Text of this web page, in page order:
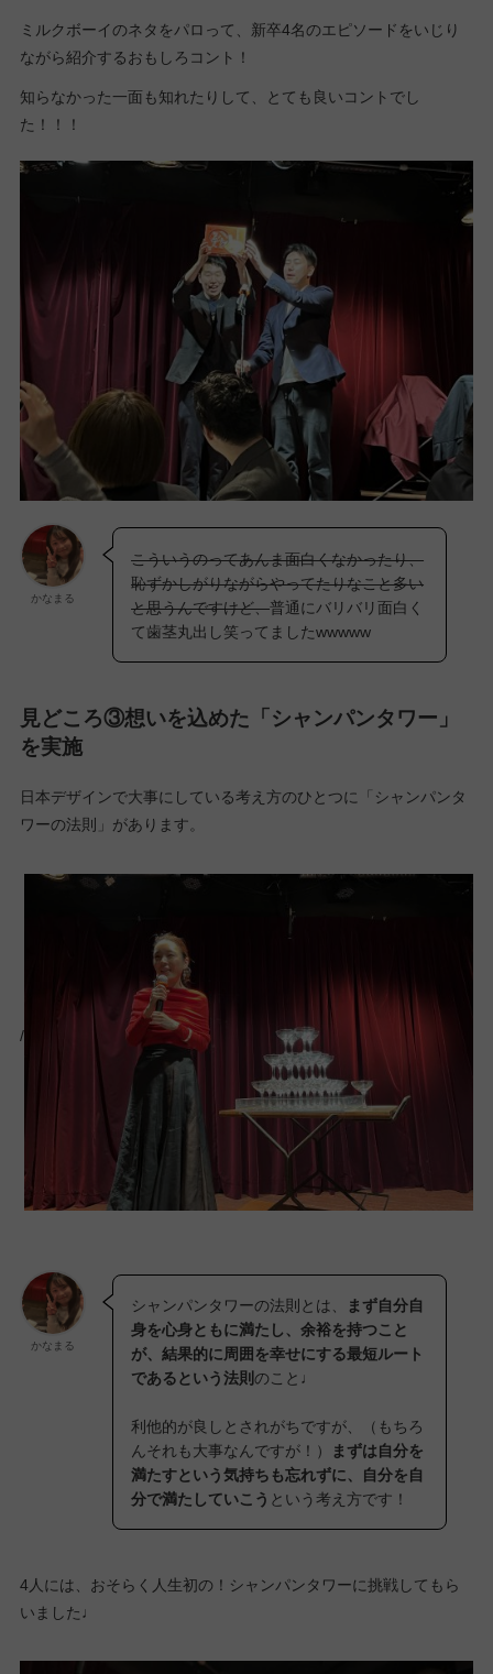
ミルクボーイのネタをパロって、新卒4名のエピソードをいじり
ながら紹介するおもしろコント！
知らなかった一面も知れたりして、とても良いコントでし
た！！！
かなまる
こういうのってあんま面白くなかったり、
恥ずかしがりながらやってたりなこと多い
と思うんですけど、普通にバリバリ面白く
て歯茎丸出し笑ってましたwwwww
見どころ③想いを込めた「シャンパンタワー」
を実施
日本デザインで大事にしている考え方のひとつに「シャンパンタ
ワーの法則」があります。
/
かなまる
シャンパンタワーの法則とは、
まず自分自
身を心身ともに満たし、余裕を持つこと
が、結果的に周囲を幸せにする最短ルート
であるという法則のこと♩
利他的が良しとされがちですが、（もちろ
んそれも大事なんですが！）
まずは自分を
満たすという気持ちも忘れずに、自分を自
分で満たしていこう という考え方です！
4人には、おそらく人生初の！シャンパンタワーに挑戦してもら
いました♩